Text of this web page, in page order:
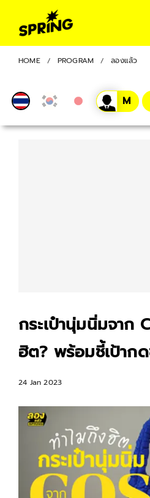
HOME PROGRAM ลองแล้ว
กระเป๋านุ่มนิ่มจาก
ฮิต? พร้อมชี้เป้าก
24 Jan 2023